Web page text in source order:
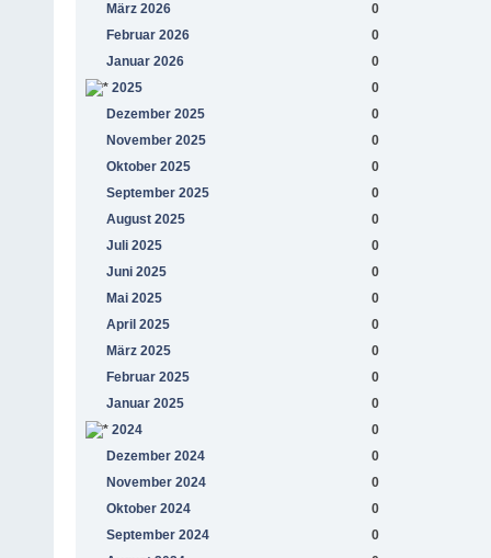
März 2026
0
Februar 2026
0
Januar 2026
0
2025
0
Dezember 2025
0
November 2025
0
Oktober 2025
0
September 2025
0
August 2025
0
Juli 2025
0
Juni 2025
0
Mai 2025
0
April 2025
0
März 2025
0
Februar 2025
0
Januar 2025
0
2024
0
Dezember 2024
0
November 2024
0
Oktober 2024
0
September 2024
0